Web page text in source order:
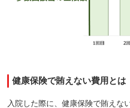
健康保険で賄えない費用とは
入院した際に、健康保険で賄えな